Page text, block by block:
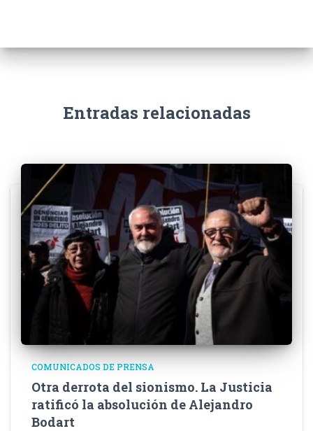
Entradas relacionadas
COMUNICADOS DE PRENSA
Otra derrota del sionismo. La Justicia
ratificó la absolución de Alejandro
Bodart